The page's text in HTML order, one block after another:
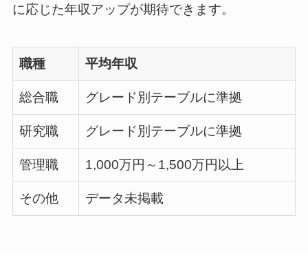
に応じた年収アップが期待できます。
職種 平均年収
総合職 グレード別テーブルに準拠
研究職 グレード別テーブルに準拠
管理職 1,000万円～1,500万円以上
その他 データ未掲載